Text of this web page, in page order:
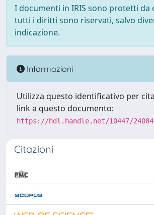
I documenti in IRIS sono protetti da
tutti i diritti sono riservati, salvo
indicazione.
Informazioni
Utilizza questo identificativo per
link a questo documento:
https://hdl.handle.net/10447/24084
Citazioni